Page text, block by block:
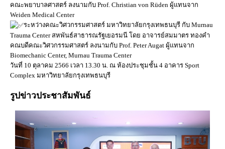
คณะพยาบาลศาสตร์ ลงนามกับ Prof​. Christian​ von​ Rüden​ ผู้แทนจาก
Weiden​ Med​ical​ Center
ระหว่างคณะวิศวกรรมศาสตร์ มหาวิทยาลัยกรุงเทพธนบุรี กับ Murnau​
Trauma​ Center สหพันธ์สาธารณรัฐเยอรมนี โดย อาจารย์สมมาตร ทองคำ
คณบดีคณะวิศวกรรมศาสตร์ ลงนามกับ Prof.​ Peter​ Augat​ ผู้แทนจาก
Biomechanic​ Center, Murnau​ Trauma​ Center
วันที่ 10 ตุลาคม 2566 เวลา 13.30 น. ณ ห้องประชุมชั้น 4 อาคาร Sport
Complex มหาวิทยาลัยกรุงเทพธนบุรี
รูปข่าวประชาสัมพันธ์